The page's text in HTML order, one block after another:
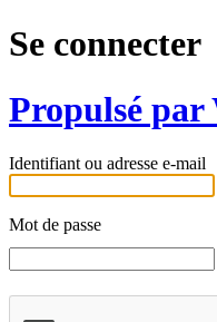
Se connecter
Propulsé par
Identifiant ou adresse e-mail
Mot de passe